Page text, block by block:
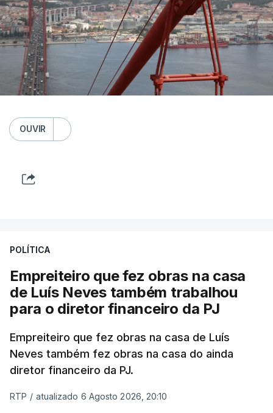
OUVIR
POLÍTICA
Empreiteiro que fez obras na casa
de Luís Neves também trabalhou
para o diretor financeiro da PJ
Empreiteiro que fez obras na casa de Luís
Neves também fez obras na casa do ainda
diretor financeiro da PJ.
RTP / atualizado 6 Agosto 2026, 20:10